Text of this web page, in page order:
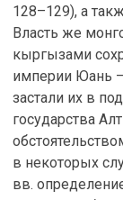
128–129), а
Власть же
кыргызами
империи Юань
застали их в
государства
в некоторых
вв.